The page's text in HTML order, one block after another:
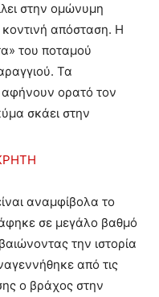
στην ομώνυμη
κοντινή απόσταση. Η
του ποταμού
Τα
ορατό τον
σκάει στην
αναμφίβολα το
σε μεγάλο βαθμό
την ιστορία
από τις
ο βράχος στην